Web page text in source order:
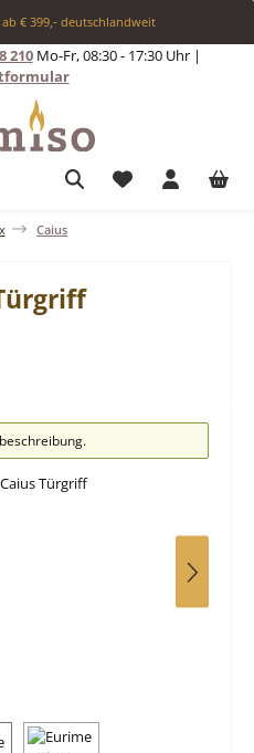
€ 399,- deutschlandweit
210Mo-Fr, 08:30 - 17:30 Uhr |
Du hast 0
Caius